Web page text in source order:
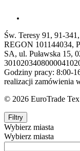
Św. Teresy 91, 91-
REGON 101144034,
SA, ul. Puławska 15,
Godziny pracy: 8:00-
realizacji zamówienia
© 2026 EuroTrade
Filtry
Wybierz miasta
Wybierz miasta